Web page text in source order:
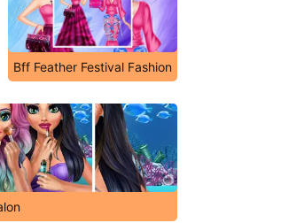
Bff Feather Festival Fashion